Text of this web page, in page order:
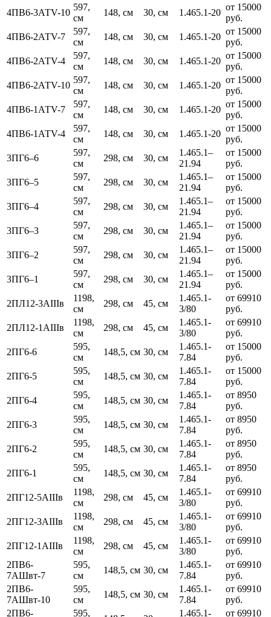
4ПВ6-3АТV-10
597,
см
148, см 30, см 1.465.1-20
от 15000
руб.
4ПВ6-2АТV-7
597,
см
148, см 30, см 1.465.1-20
от 15000
руб.
4ПВ6-2АТV-4
597,
см
148, см 30, см 1.465.1-20
от 15000
руб.
4ПВ6-2АТV-10
597,
см
148, см 30, см 1.465.1-20
от 15000
руб.
4ПВ6-1АТV-7
597,
см
148, см 30, см 1.465.1-20
от 15000
руб.
4ПВ6-1АТV-4
597,
см
148, см 30, см 1.465.1-20
от 15000
руб.
3ПГ6–6
597,
см
298, см 30, см
1.465.1–
21.94
от 15000
руб.
3ПГ6–5
597,
см
298, см 30, см
1.465.1–
21.94
от 15000
руб.
3ПГ6–4
597,
см
298, см 30, см
1.465.1–
21.94
от 15000
руб.
3ПГ6–3
597,
см
298, см 30, см
1.465.1–
21.94
от 15000
руб.
3ПГ6–2
597,
см
298, см 30, см
1.465.1–
21.94
от 15000
руб.
3ПГ6–1
597,
см
298, см 30, см
1.465.1–
21.94
от 15000
руб.
2ПЛ12-3АIIIв
1198,
см
298, см 45, см
1.465.1-
3/80
от 69910
руб.
2ПЛ12-1АIIIв
1198,
см
298, см 45, см
1.465.1-
3/80
от 69910
руб.
2ПГ6-6
595,
см
148,5, см 30, см
1.465.1-
7.84
от 15000
руб.
2ПГ6-5
595,
см
148,5, см 30, см
1.465.1-
7.84
от 15000
руб.
2ПГ6-4
595,
см
148,5, см 30, см
1.465.1-
7.84
от 8950
руб.
2ПГ6-3
595,
см
148,5, см 30, см
1.465.1-
7.84
от 8950
руб.
2ПГ6-2
595,
см
148,5, см 30, см
1.465.1-
7.84
от 8950
руб.
2ПГ6-1
595,
см
148,5, см 30, см
1.465.1-
7.84
от 8950
руб.
2ПГ12-5АIIIв
1198,
см
298, см 45, см
1.465.1-
3/80
от 69910
руб.
2ПГ12-3АIIIв
1198,
см
298, см 45, см
1.465.1-
3/80
от 69910
руб.
2ПГ12-1АIIIв
1198,
см
298, см 45, см
1.465.1-
3/80
от 69910
руб.
2ПВ6-
7АШвт-7
595,
см
148,5, см 30, см
1.465.1-
7.84
от 69910
руб.
2ПВ6-
7АШвт-10
595,
см
148,5, см 30, см
1.465.1-
7.84
от 69910
руб.
2ПВ6-
595, 1.465.1- от 69910